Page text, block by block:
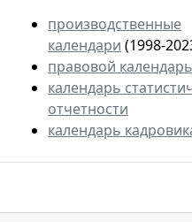
производственные
календари (1998-
правовой календарь
календарь
отчетности
календарь